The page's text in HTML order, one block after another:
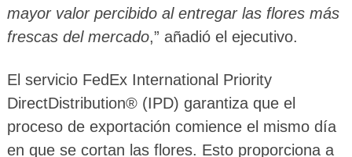
mayor valor percibido al entregar las flores más
frescas del mercado,” añadió el ejecutivo.
El servicio FedEx International Priority
DirectDistribution® (IPD) garantiza que el
proceso de exportación comience el mismo día
en que se cortan las flores. Esto proporciona a